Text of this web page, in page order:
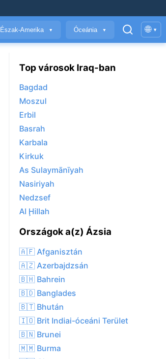
Észak-Amerika ▼ Óceánia ▼ 🌐 ▾
Top városok Iraq-ban
Bagdad
Moszul
Erbil
Basrah
Karbala
Kirkuk
As Sulaymānīyah
Nasiriyah
Nedzsef
Al Ḩillah
Országok a(z) Ázsia
🇦🇫 Afganisztán
🇦🇿 Azerbajdzsán
🇧🇭 Bahrein
🇧🇩 Banglades
🇧🇹 Bhután
🇮🇴 Brit Indiai-óceáni Terület
🇧🇳 Brunei
🇲🇲 Burma